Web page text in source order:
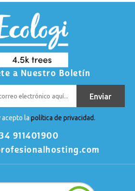
a Nuestro Boletín
acepto la política de privacidad.
911401900